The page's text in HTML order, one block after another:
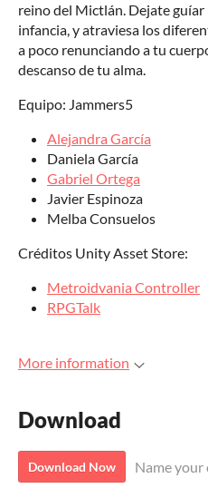
reino del Mictlán. Dejate guíar
infancia, y atraviesa los
a poco renunciando a tu
descanso de tu alma.
Equipo: Jammers5
Alejandra García
Daniela García
Gabriel Ortega
Javier Espinoza
Melba Consuelos
Créditos Unity Asset Store:
Metroidvania Controller
RPGTalk
More information
Download
Download Now Name your